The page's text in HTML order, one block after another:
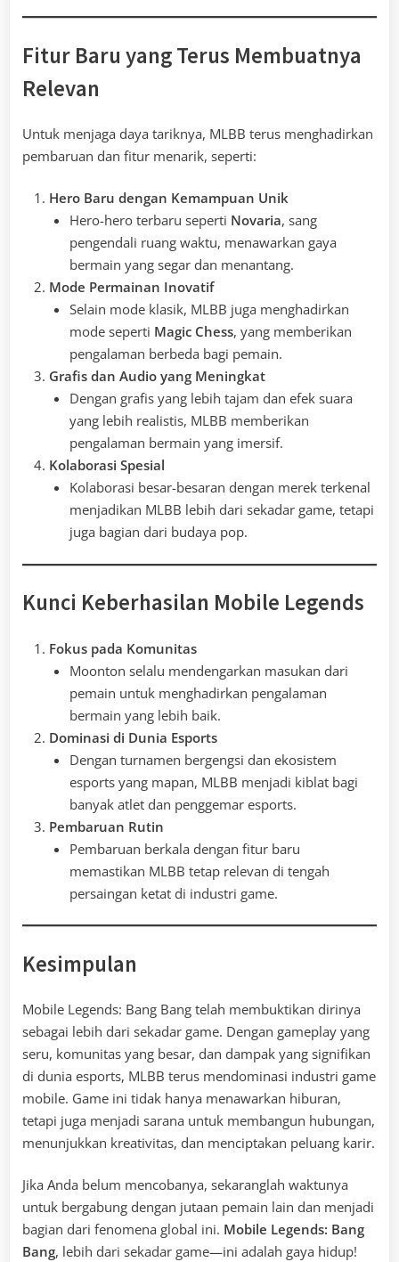
Fitur Baru yang Terus Membuatnya
Relevan
Untuk menjaga daya tariknya, MLBB terus menghadirkan
pembaruan dan fitur menarik, seperti:
Hero Baru dengan Kemampuan Unik
Hero-hero terbaru seperti Novaria, sang
pengendali ruang waktu, menawarkan gaya
bermain yang segar dan menantang.
Mode Permainan Inovatif
Selain mode klasik, MLBB juga menghadirkan
mode seperti Magic Chess, yang memberikan
pengalaman berbeda bagi pemain.
Grafis dan Audio yang Meningkat
Dengan grafis yang lebih tajam dan efek suara
yang lebih realistis, MLBB memberikan
pengalaman bermain yang imersif.
Kolaborasi Spesial
Kolaborasi besar-besaran dengan merek terkenal
menjadikan MLBB lebih dari sekadar game, tetapi
juga bagian dari budaya pop.
Kunci Keberhasilan Mobile Legends
Fokus pada Komunitas
Moonton selalu mendengarkan masukan dari
pemain untuk menghadirkan pengalaman
bermain yang lebih baik.
Dominasi di Dunia Esports
Dengan turnamen bergengsi dan ekosistem
esports yang mapan, MLBB menjadi kiblat bagi
banyak atlet dan penggemar esports.
Pembaruan Rutin
Pembaruan berkala dengan fitur baru
memastikan MLBB tetap relevan di tengah
persaingan ketat di industri game.
Kesimpulan
Mobile Legends: Bang Bang telah membuktikan dirinya
sebagai lebih dari sekadar game. Dengan gameplay yang
seru, komunitas yang besar, dan dampak yang signifikan
di dunia esports, MLBB terus mendominasi industri game
mobile. Game ini tidak hanya menawarkan hiburan,
tetapi juga menjadi sarana untuk membangun hubungan,
menunjukkan kreativitas, dan menciptakan peluang karir.
Jika Anda belum mencobanya, sekaranglah waktunya
untuk bergabung dengan jutaan pemain lain dan menjadi
bagian dari fenomena global ini. Mobile Legends: Bang
Bang, lebih dari sekadar game—ini adalah gaya hidup!